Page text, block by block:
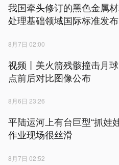
我国牵头修订的黑色金属
处理基础领域国际标准发布
8月7日 02:00
视频丨美火箭残骸撞击月
点前后对比图像公布
8月6日 23:26
平陆运河上有台巨型“抓娃
作业现场很丝滑
8月7日 02:52